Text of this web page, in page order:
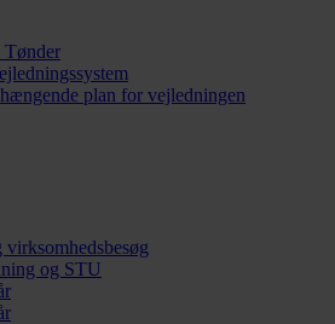
plan for vejledningen
virksomhedsbesøg
og STU